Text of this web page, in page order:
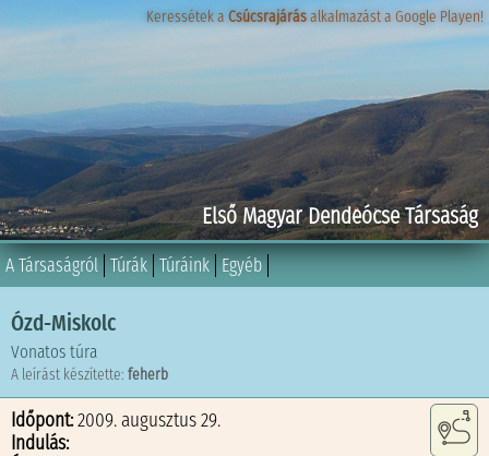
Első Magyar Dendeócse Társaság
Keressétek aCsúcsrajárásalkalmazást a Google Playen!
Keressétek aCsúcsrajárásalkalmazást a Google Playen!
A Társaságról Túrák Túráink Egyéb
Ózd-Miskolc
Vonatos túra
A leírást készítette: feherb
Időpont:2009. augusztus 29.
Indulás: